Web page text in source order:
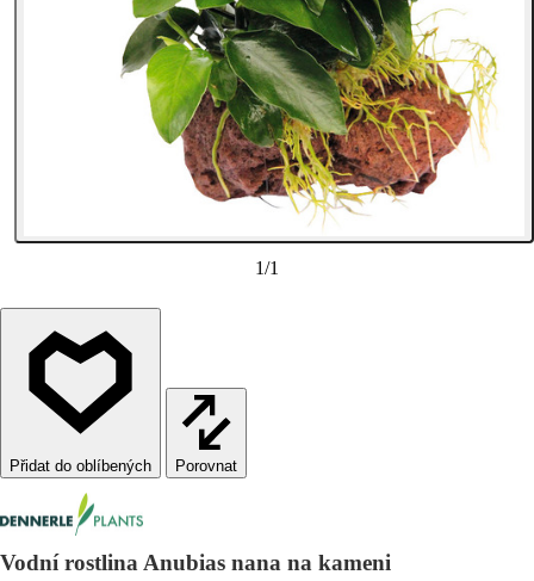
1/1
Porovnat
Vodní rostlina Anubias nana na kameni